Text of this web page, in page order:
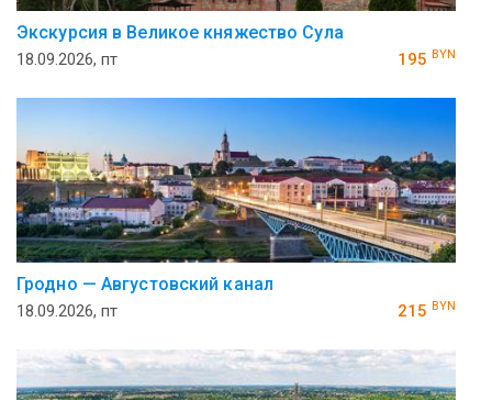
Экскурсия в Великое княжество Сула
18.09.2026, пт 195 BYN
Гродно — Августовский канал
18.09.2026, пт 215 BYN